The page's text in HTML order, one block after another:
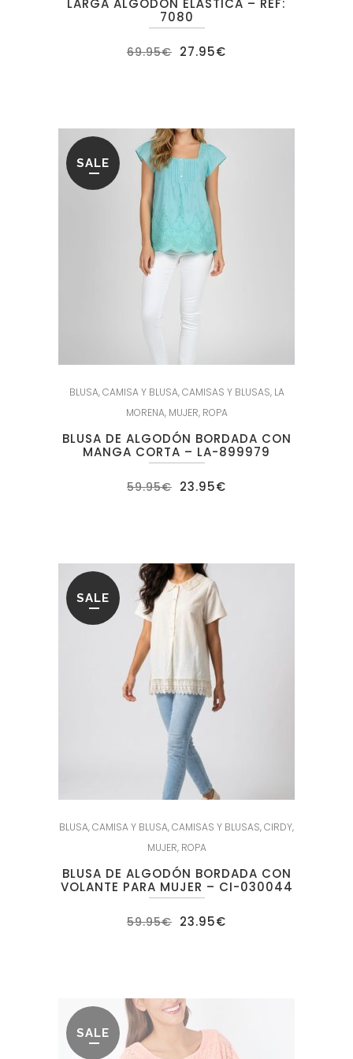
LARGA ALGODÓN ELÁSTICA – REF:
7080
69.95€ El
precio
27.95€
SALE
BLUSA,CAMISA Y BLUSA,CAMISAS Y BLUSAS, LA
MORENA, MUJER, ROPA
BLUSA DE ALGODÓN BORDADA CON
MANGA CORTA – LA-899979
59.95€ El
precio
23.95€
SALE
BLUSA,CAMISA Y BLUSA,CAMISAS Y BLUSAS,CIRDY,
MUJER, ROPA
BLUSA DE ALGODÓN BORDADA CON
VOLANTE PARA MUJER – CI-030044
59.95€ El
precio
23.95€
SALE